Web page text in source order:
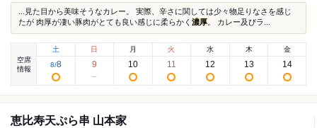
...見た目から美味そうなカレー。 実際、辛さに関しては少々物足りなさを感じ
たが 肉厚が凄い豚肉がとても良い感じに柔らかく 濃厚 。 カレー及びラ...
空席
情報
土
8/8
日
9
月
10
火
11
水
12
木
13
金
14
恵比寿天ぷら串 山本家